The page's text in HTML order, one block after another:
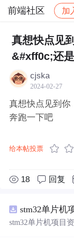
前端社区 加
社区 前端社区
真想快点见
&#xff0c;还
cjska
2024-02-27
真想快点见到你
奔跑一下吧
给本帖投票
18 回复
stm32单片机项目